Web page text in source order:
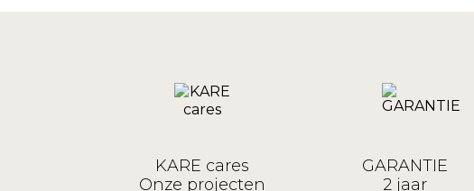
KARE cares
Onze projecten
GARANTIE
2 jaar